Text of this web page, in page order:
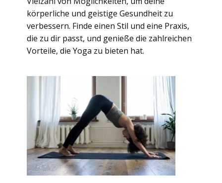
körperliche und geistige Gesundheit zu
verbessern. Finde einen Stil und eine Praxis,
die zu dir passt, und genieße die zahlreichen
Vorteile, die Yoga zu bieten hat.